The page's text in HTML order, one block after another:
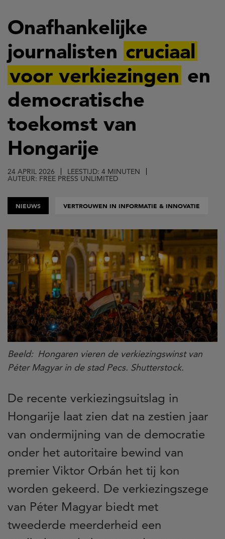
en
naar
de
inhoud
gaan
Onafhankelijke
journalisten cruciaal
voor verkiezingen en
democratische
toekomst van
Hongarije
24 APRIL 2026 LEESTIJD: 4 MINUTEN
AUTEUR: FREE PRESS UNLIMITED
NIEUWS VERTROUWEN IN INFORMATIE & INNOVATIE
Beeld
Hongaren vieren de verkiezingswinst van
Péter Magyar in de stad Pecs. Shutterstock.
De recente verkiezingsuitslag in
Hongarije laat zien dat na zestien jaar
van ondermijning van de democratie
onder het autoritaire bewind van
premier Viktor Orbán het tij kon
worden gekeerd. De verkiezingszege
van Péter Magyar biedt met
tweederde meerderheid een